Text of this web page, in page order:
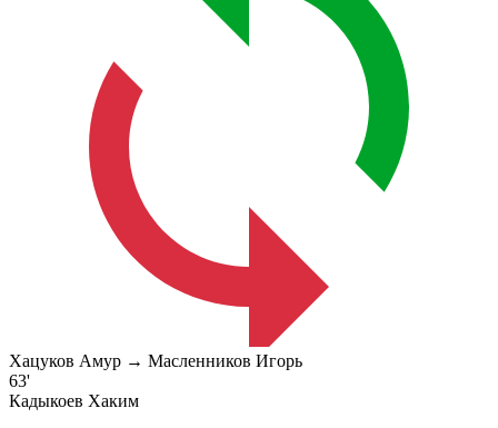
Хацуков Амур → Масленников Игорь
63'
Кадыкоев Хаким